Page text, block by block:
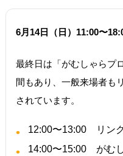
6月14日（日）11:00〜
最終日は「がむしゃらプ
間もあり、一般来場者も
されています。
12:00〜13:00 リン
14:00〜15:00 がむ